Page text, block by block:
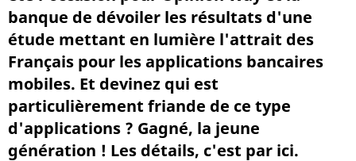
banque de dévoiler les résultats d'une
étude mettant en lumière l'attrait des
Français pour les applications bancaires
mobiles. Et devinez qui est
particulièrement friande de ce type
d'applications ? Gagné, la jeune
génération ! Les détails, c'est par ici.